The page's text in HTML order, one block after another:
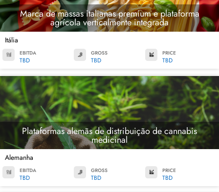
Marca de massas italianas premium e plataforma
agrícola verticalmente integrada
Itália
EBITDA
TBD
GROSS
TBD
PRICE
TBD
Plataformas alemãs de distribuição de cannabis
medicinal
Alemanha
EBITDA
TBD
GROSS
TBD
PRICE
TBD